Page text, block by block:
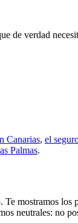
de verdad
Canarias, el
Palmas.
mostramos los
neutrales: no